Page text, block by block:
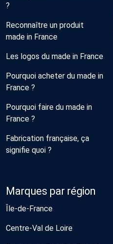
?
Reconnaître un produit
made in France
Les logos du made in France
Pourquoi acheter du made in
France ?
Pourquoi faire du made in
France ?
Fabrication française, ça
signifie quoi ?
Marques par région
Île-de-France
Centre-Val de Loire